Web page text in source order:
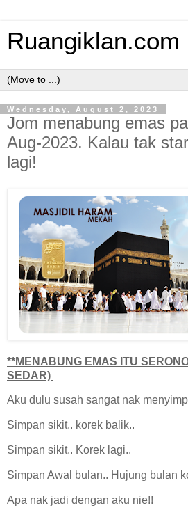
Ruangiklan.com
Wednesday, August 2, 2023
Jom menabung emas
Aug-2023. Kalau tak
lagi!
**MENABUNG EMAS ITU
SEDAR)
Aku dulu susah sangat nak
Simpan sikit.. korek balik..
Simpan sikit.. Korek lagi..
Simpan Awal bulan.. Hujung bulan
Apa nak jadi dengan aku nie!!